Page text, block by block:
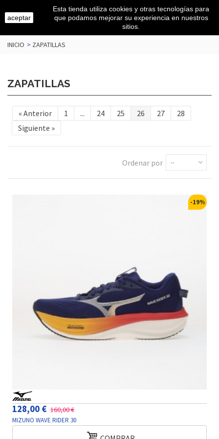
INICIO > ZAPATILLAS
ZAPATILLAS
« Anterior 1 ... 24 25 26 27
28
Siguiente »
Ordenar por --
-19%
128,00 € 160,00 €
MIZUNO WAVE RIDER 30
aceptar
Esta tienda utiliza cookies y otras tecnologías para
que podamos mejorar su experiencia en nuestros
sitios.